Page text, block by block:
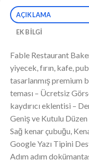
AÇIKLAMA
EK BILGI
Fable Restaurant
yiyecek, fırın, kafe,
tasarlanmış premium
teması – Ücretsiz
kaydırıcı eklentisi –
Geniş ve Kutulu
Sağ kenar çubuğu,
Google Yazı Tipini
Adım adım